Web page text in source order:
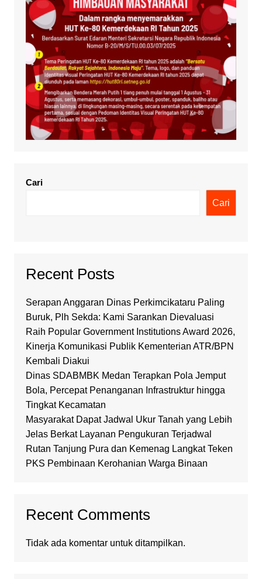
Cari
Cari
Recent Posts
Serapan Anggaran Dinas Perkimcikataru Paling
Buruk, Plh Sekda: Kami Sarankan Dievaluasi
Raih Popular Government Institutions Award 2026,
Kinerja Komunikasi Publik Kementerian ATR/BPN
Kembali Diakui
Dinas SDABMBK Medan Terapkan Pola Jemput
Bola, Percepat Penanganan Infrastruktur hingga
Tingkat Kecamatan
Masyarakat Dapat Jadwal Ukur Tanah yang Lebih
Jelas Berkat Layanan Pengukuran Terjadwal
Rutan Tanjung Pura dan Kemenag Langkat Teken
PKS Pembinaan Kerohanian Warga Binaan
Recent Comments
Tidak ada komentar untuk ditampilkan.